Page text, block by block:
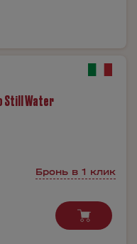
Still Water
Бронь в 1 клик